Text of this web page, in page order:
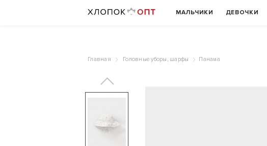
МАЛЬЧИКИ ДЕВОЧКИ
Главная Головные уборы, шарфы Панама